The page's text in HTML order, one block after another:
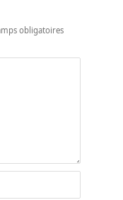
obligatoires